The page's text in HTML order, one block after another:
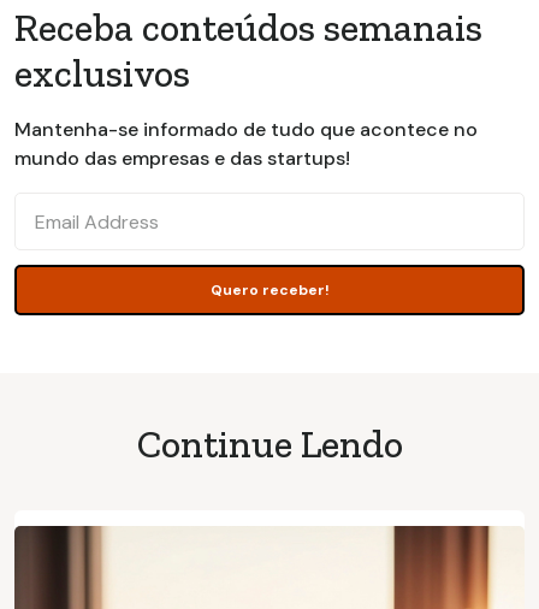
Receba conteúdos semanais
exclusivos
Mantenha-se informado de tudo que acontece no
mundo das empresas e das startups!
Continue Lendo